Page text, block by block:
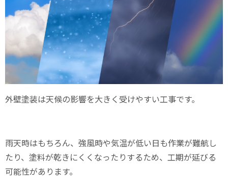
外壁塗装は天候の影響を大きく受けやすい工事です。
雨天時はもちろん、強風時や気温が低い日も作業が難航し
たり、塗料が乾きにくくなったりするため、工期が延びる
可能性があります。